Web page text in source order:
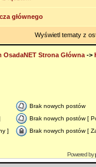
głównego
Wyświetl tematy z
OsadaNET Strona Główna->
Brak nowych postów
Brak nowych postów [
]
Brak nowych postów [
Powered by